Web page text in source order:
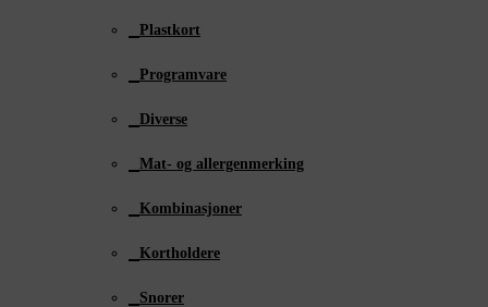
Plastkort
Programvare
Diverse
Mat- og allergenmerking
Kombinasjoner
Kortholdere
Snorer